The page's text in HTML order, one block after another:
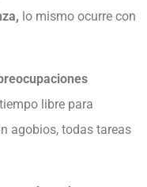
lo mismo ocurre con
libre para
agobios, todas tareas